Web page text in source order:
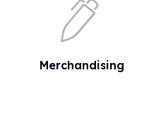
Merchandising